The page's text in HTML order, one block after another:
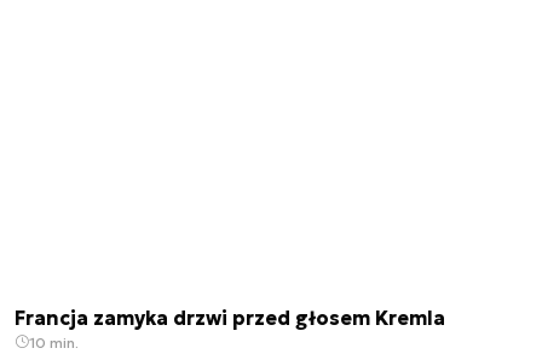
Francja zamyka drzwi przed głosem Kremla
10 min.